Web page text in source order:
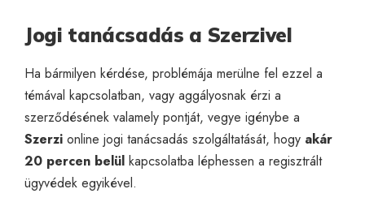
Jogi tanácsadás a Szerzivel
Ha bármilyen kérdése, problémája merülne fel ezzel a
témával kapcsolatban, vagy aggályosnak érzi a
szerződésének valamely pontját, vegye igénybe a
Szerzi online jogi tanácsadás szolgáltatását, hogy akár
20 percen belül kapcsolatba léphessen a regisztrált
ügyvédek egyikével.